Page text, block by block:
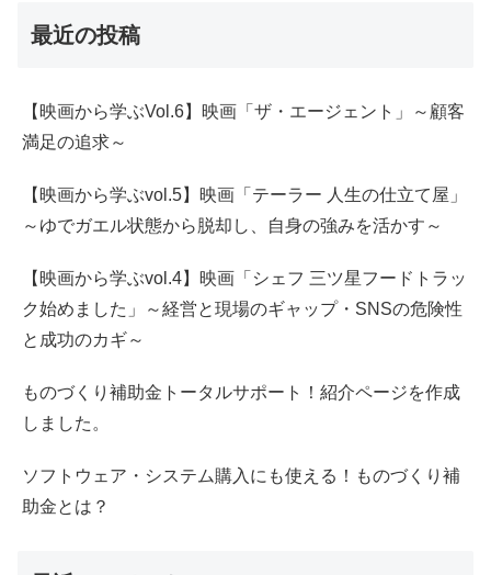
最近の投稿
【映画から学ぶVol.6】映画「ザ・エージェント」～顧客
満足の追求～
【映画から学ぶvol.5】映画「テーラー 人生の仕立て屋」
～ゆでガエル状態から脱却し、自身の強みを活かす～
【映画から学ぶvol.4】映画「シェフ 三ツ星フードトラッ
ク始めました」～経営と現場のギャップ・SNSの危険性
と成功のカギ～
ものづくり補助金トータルサポート！紹介ページを作成
しました。
ソフトウェア・システム購入にも使える！ものづくり補
助金とは？